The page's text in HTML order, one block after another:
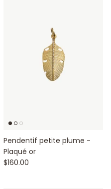
Pendentif petite plume -
Plaqué or
$160.00